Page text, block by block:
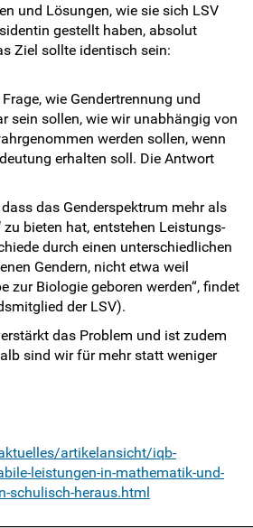
und Lösungen, wie sie sich LSV
gestellt haben, absolut
Ziel sollte identisch sein:
wie Gendertrennung und
sein sollen, wie wir unabhängig von
werden sollen, wenn
erhalten soll. Die Antwort
das Genderspektrum mehr als
zu bieten hat, entstehen Leistungs-
durch einen unterschiedlichen
Gendern, nicht etwa weil
zur Biologie geboren werden“, findet
der LSV).
das Problem und ist zudem
sind wir für mehr statt weniger
artikelansicht/iqb-
leistungen-in-mathematik-und-
schulisch-heraus.html